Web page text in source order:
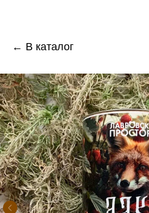
← В каталог